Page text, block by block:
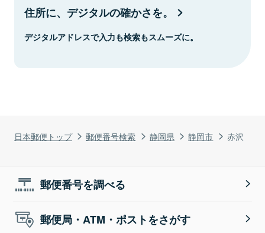
日本郵便トップ 郵便番号検索 静岡県 静岡市 赤沢
住所に、デジタルの確かさを。
デジタルアドレスで入力も検索もスムーズに。
郵便番号を調べる
郵便局・ATM・ポストをさがす